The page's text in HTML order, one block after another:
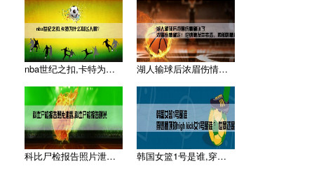
nba世纪之扣,卡特为什么叫飞人啊？ 湖人输球后浓眉伤情确认了,浓眉伤情确定！伦纳德发声表态，西部
科比尸检报告照片泄露,科比尸检报告曝光 韩国女篮1号是谁,穿透屋顶的high kick女1号是谁 ？